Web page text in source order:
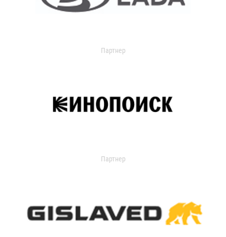
Партнер
Партнер